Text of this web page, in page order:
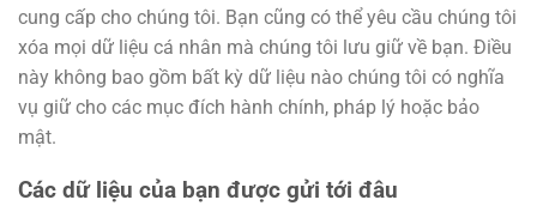
cung cấp cho chúng tôi. Bạn cũng có thể yêu cầu chúng tôi
xóa mọi dữ liệu cá nhân mà chúng tôi lưu giữ về bạn. Điều
này không bao gồm bất kỳ dữ liệu nào chúng tôi có nghĩa
vụ giữ cho các mục đích hành chính, pháp lý hoặc bảo
mật.
Các dữ liệu của bạn được gửi tới đâu